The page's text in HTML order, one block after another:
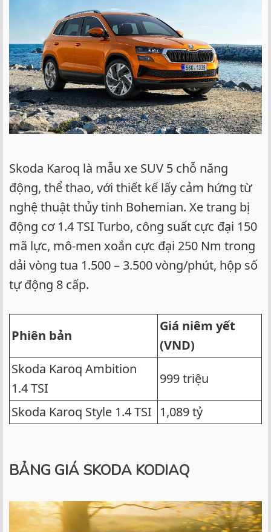
Skoda Karoq là mẫu xe SUV 5 chỗ năng
động, thể thao, với thiết kế lấy cảm hứng từ
nghệ thuật thủy tinh Bohemian. Xe trang bị
động cơ 1.4 TSI Turbo, công suất cực đại 150
mã lực, mô-men xoắn cực đại 250 Nm trong
dải vòng tua 1.500 – 3.500 vòng/phút, hộp số
tự động 8 cấp.
Phiên bản
Giá niêm yết
(VND)
Skoda Karoq Ambition
1.4 TSI
999 triệu
Skoda Karoq Style 1.4 TSI 1,089 tỷ
BẢNG GIÁ SKODA KODIAQ